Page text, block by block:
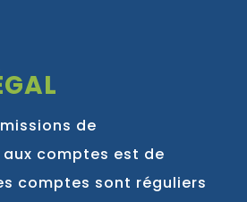
de
comptes est de
comptes sont réguliers